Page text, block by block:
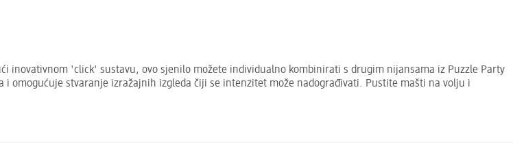
inovativnom 'click' sustavu, ovo sjenilo možete individualno kombinirati s drugim nijansama iz Puzzle Party
omogućuje stvaranje izražajnih izgleda čiji se intenzitet može nadograđivati. Pustite mašti na volju i